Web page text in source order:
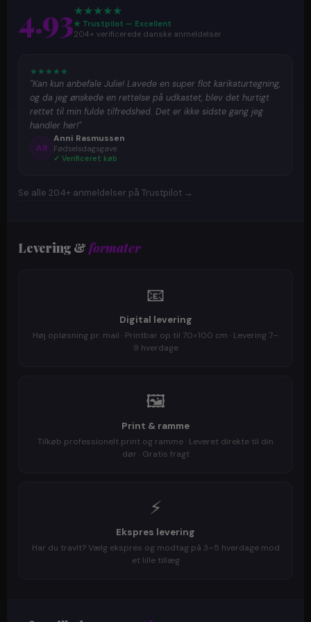
4.93★★★★★
★ Trustpilot — Excellent
204+ verificerede danske anmeldelser
★ ★ ★ ★ ★
"Kan kun anbefale Julie! Lavede en super flot karikaturtegning,
og da jeg ønskede en rettelse på udkastet, blev det hurtigt
rettet til min fulde tilfredshed. Det er ikke sidste gang jeg
handler her!"
AR
Anni Rasmussen
Fødselsdagsgave
✓ Verificeret køb
Se alle 204+ anmeldelser på Trustpilot →
Levering &formater
📧
Digital levering
Høj opløsning pr. mail · Printbar op til 70×100 cm · Levering 7–
9 hverdage
🖼️
Print & ramme
Tilkøb professionelt print og ramme · Leveret direkte til din
dør · Gratis fragt
⚡
Ekspres levering
Har du travlt? Vælg ekspres og modtag på 3–5 hverdage mod
et lille tillæg